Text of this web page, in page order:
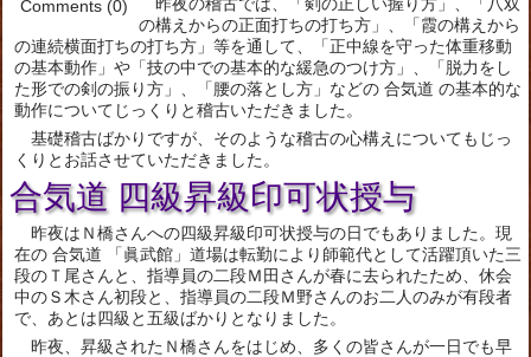
Comments (0)
の構えからの正面打ちの打ち方」、「霞の構えから
の連続横面打ちの打ち方」等を通して、「正中線を守った体重移動
の基本動作」や「技の中での基本的な緩急のつけ方」、「脱力をし
た形での剣の振り方」、「腰の落とし方」などの 合気道 の基本的な
動作についてじっくりと稽古いただきました。
基礎稽古ばかりですが、そのような稽古の心構えについてもじっ
くりとお話させていただきました。
合気道 四級昇級印可状授与
昨夜はＮ橋さんへの四級昇級印可状授与の日でもありました。現
在の 合気道 「眞武館」道場は転勤により師範代として活躍頂いた三
段のＴ尾さんと、指導員の二段Ｍ田さんが春に去られたため、休会
中のＳ木さん初段と、指導員の二段Ｍ野さんのお二人のみが有段者
で、あとは四級と五級ばかりとなりました。
昨夜、昇級されたＮ橋さんをはじめ、多くの皆さんが一日でも早